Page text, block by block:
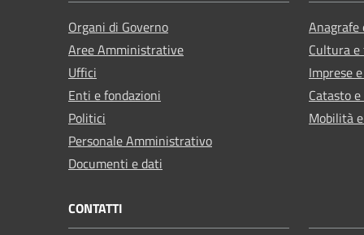
Organi di Governo
Aree Amministrative
Uffici
Enti e fondazioni
Politici
Personale Amministrativo
Documenti e dati
Cultura
Imprese
Catasto
Mobilità
CONTATTI